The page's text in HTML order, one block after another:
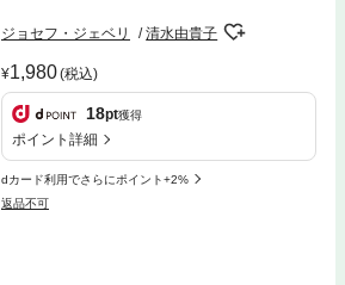
ジョセフ・ジェベリ 清水由貴子
1,980(税込)
18pt獲得
ポイント詳細
dカード利用でさらにポイント+2%
返品不可